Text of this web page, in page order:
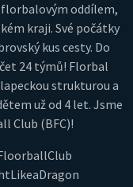
oddílem,
kraji. Své počátky
kus cesty. Do
24 týmů! Florbal
strukturou a
už od 4 let. Jsme
Club (BFC)!